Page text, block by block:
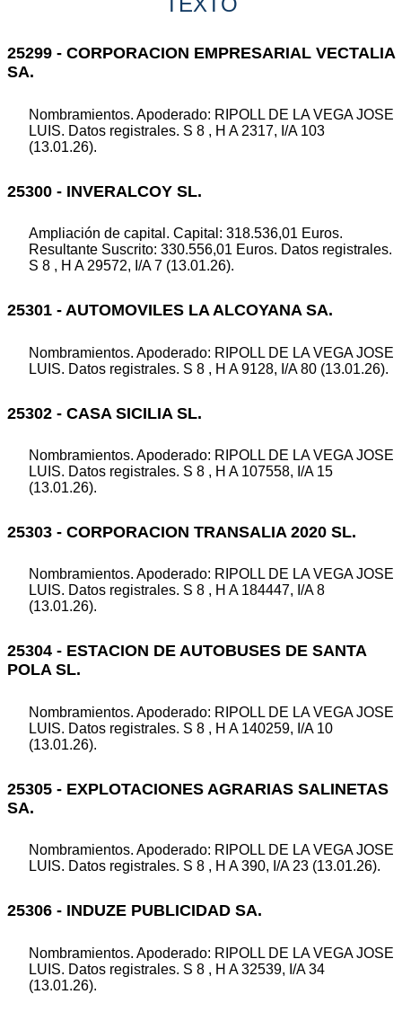
25299 - CORPORACION EMPRESARIAL VECTALIA
SA.
Nombramientos. Apoderado: RIPOLL DE LA VEGA JOSE
LUIS. Datos registrales. S 8 , H A 2317, I/A 103
(13.01.26).
25300 - INVERALCOY SL.
Ampliación de capital. Capital: 318.536,01 Euros.
Resultante Suscrito: 330.556,01 Euros. Datos registrales.
S 8 , H A 29572, I/A 7 (13.01.26).
25301 - AUTOMOVILES LA ALCOYANA SA.
Nombramientos. Apoderado: RIPOLL DE LA VEGA JOSE
LUIS. Datos registrales. S 8 , H A 9128, I/A 80 (13.01.26).
25302 - CASA SICILIA SL.
Nombramientos. Apoderado: RIPOLL DE LA VEGA JOSE
LUIS. Datos registrales. S 8 , H A 107558, I/A 15
(13.01.26).
25303 - CORPORACION TRANSALIA 2020 SL.
Nombramientos. Apoderado: RIPOLL DE LA VEGA JOSE
LUIS. Datos registrales. S 8 , H A 184447, I/A 8
(13.01.26).
25304 - ESTACION DE AUTOBUSES DE SANTA
POLA SL.
Nombramientos. Apoderado: RIPOLL DE LA VEGA JOSE
LUIS. Datos registrales. S 8 , H A 140259, I/A 10
(13.01.26).
25305 - EXPLOTACIONES AGRARIAS SALINETAS
SA.
Nombramientos. Apoderado: RIPOLL DE LA VEGA JOSE
LUIS. Datos registrales. S 8 , H A 390, I/A 23 (13.01.26).
25306 - INDUZE PUBLICIDAD SA.
Nombramientos. Apoderado: RIPOLL DE LA VEGA JOSE
LUIS. Datos registrales. S 8 , H A 32539, I/A 34
(13.01.26).